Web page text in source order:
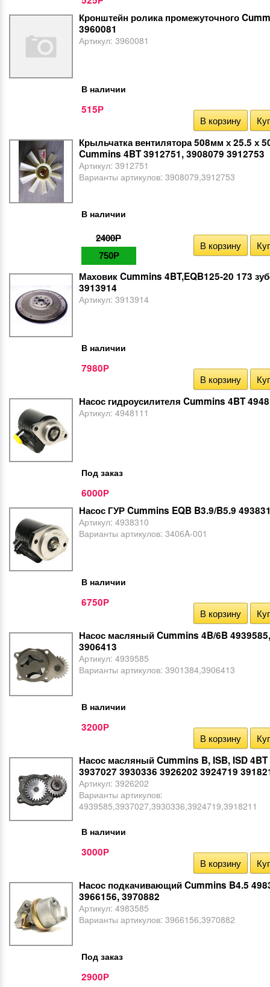
Кронштейн ролика промежуточного
3960081
Артикул: 3960081
В наличии
515Р
В корзину
Крыльчатка вентилятора 508мм х 25.5 х
Cummins 4BT 3912751, 3908079 3912753
Артикул: 3912751
Варианты артикулов: 3908079,3912753
В наличии
2400Р
750Р
В корзину
Маховик Cummins 4BT,EQB125-20 173
3913914
Артикул: 3913914
В наличии
7980Р
В корзину
Насос гидроусилителя Cummins 4BT
Артикул: 4948111
Под заказ
6000Р
Насос ГУР Cummins EQB B3.9/B5.9
Артикул: 4938310
Варианты артикулов: 3406A-001
В наличии
6750Р
В корзину
Насос масляный Cummins 4B/6B
3906413
Артикул: 4939585
Варианты артикулов: 3901384,3906413
В наличии
3200Р
В корзину
Насос масляный Cummins B, ISB, ISD
3937027 3930336 3926202 3924719
Артикул: 3926202
Варианты артикулов:
4939585,3937027,3930336,3924719,3918211
В наличии
3000Р
В корзину
Насос подкачивающий Cummins B4.5
3966156, 3970882
Артикул: 4983585
Варианты артикулов: 3966156,3970882
Под заказ
2900Р